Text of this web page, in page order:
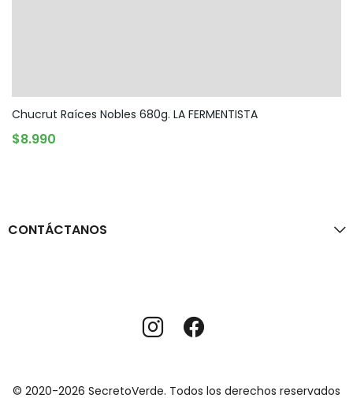
Chucrut Raíces Nobles 680g. LA FERMENTISTA
$8.990
AGREGAR AL CARRITO
CONTÁCTANOS
© 2020-2026 SecretoVerde. Todos los derechos reservados